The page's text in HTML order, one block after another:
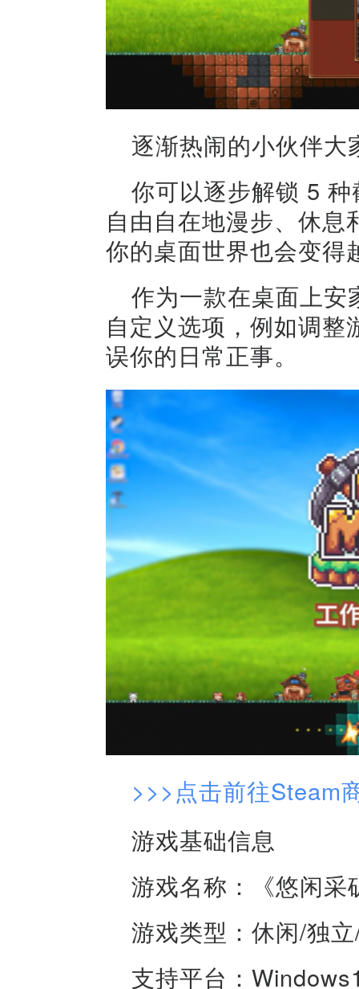
逐渐热闹的小伙伴大
你可以逐步解锁 5
自由自在地漫步、休
你的桌面世界也会变得
作为一款在桌面上安
自定义选项，例如调
误你的日常正事。
>>>点击前往Steam
游戏基础信息
游戏名称：《悠闲采
游戏类型：休闲/独
支持平台：